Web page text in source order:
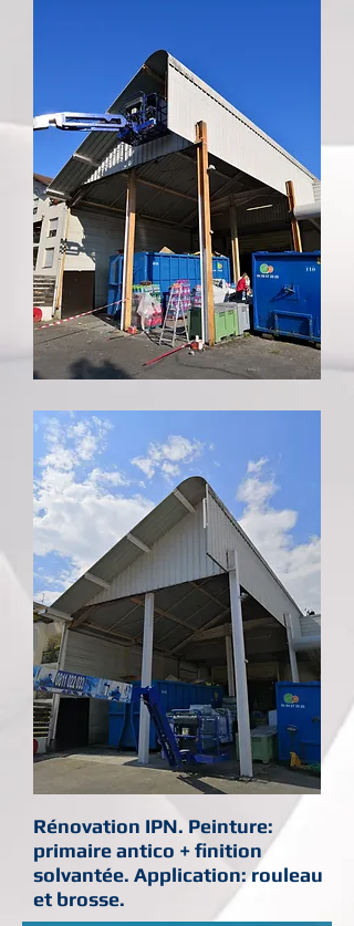
Rénovation IPN. Peinture:
primaire antico + finition
solvantée. Application: rouleau
et brosse.